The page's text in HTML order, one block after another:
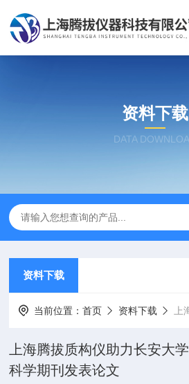
资料下载
DATA
资料下载
当前位置：首页 资料下载 上海
上海腾拔质构仪助力长安大
科学期刊发表论文